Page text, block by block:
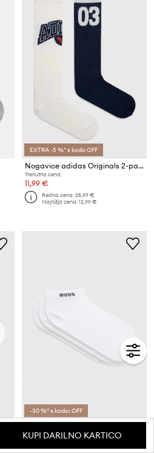
EXTRA -5 %* s kodo OFF
Nogavice adidas Originals 2-pack
Trenutna cena:
11,99 €
Redna cena:25,99 €
Najnižja cena:12,99 €
-30 %* s kodo: OFF
KUPI DARILNO KARTICO